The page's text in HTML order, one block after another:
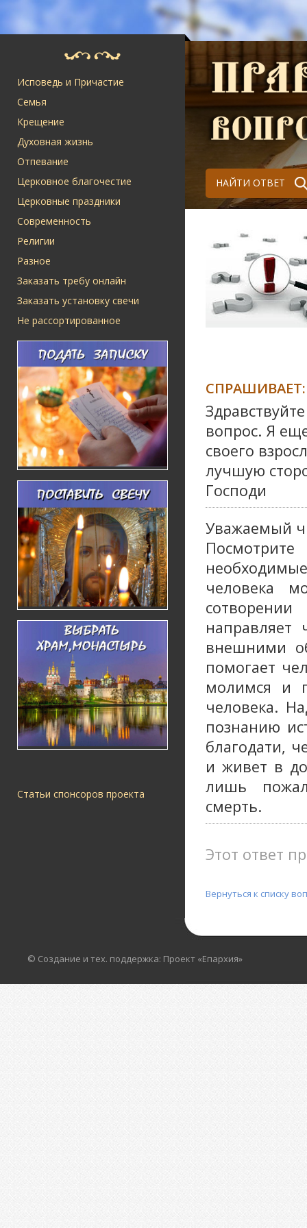
Исповедь и Причастие
Семья
Крещение
Духовная жизнь
Отпевание
Церковное благочестие
Церковные праздники
Современность
Религии
Разное
Заказать требу онлайн
Заказать установку свечи
Не рассортированное
Статьи спонсоров проекта
НАЙТИ ОТВЕТ
СПРАШИВАЕТ:
вопрос. Я
своего
лучшую
Господи
Уважаемый
человека
направляет
внешними
помогает
молимся и
человека.
познанию
благодати,
и живет в
лишь
смерть.
Этот ответ
Вернуться к списку
© Создание и тех. поддержка: Проект «Епархия»